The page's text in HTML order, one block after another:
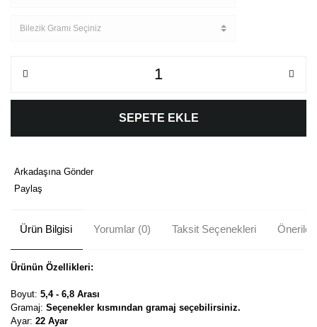
SEPETE EKLE
Arkadaşına Gönder
Paylaş
Ürün Bilgisi Yorumlar (0) Taksit Seçenekleri
Ürünün Özellikleri:
Boyut: 5,4 - 6,8 Arası
Gramaj: Seçenekler kısmından gramaj seçebilirsiniz.
Ayar: 22 Ayar